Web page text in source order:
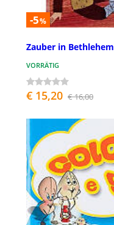
-5%
Zauber in Bethlehem
VORRÄTIG
€ 15,20 € 16,00